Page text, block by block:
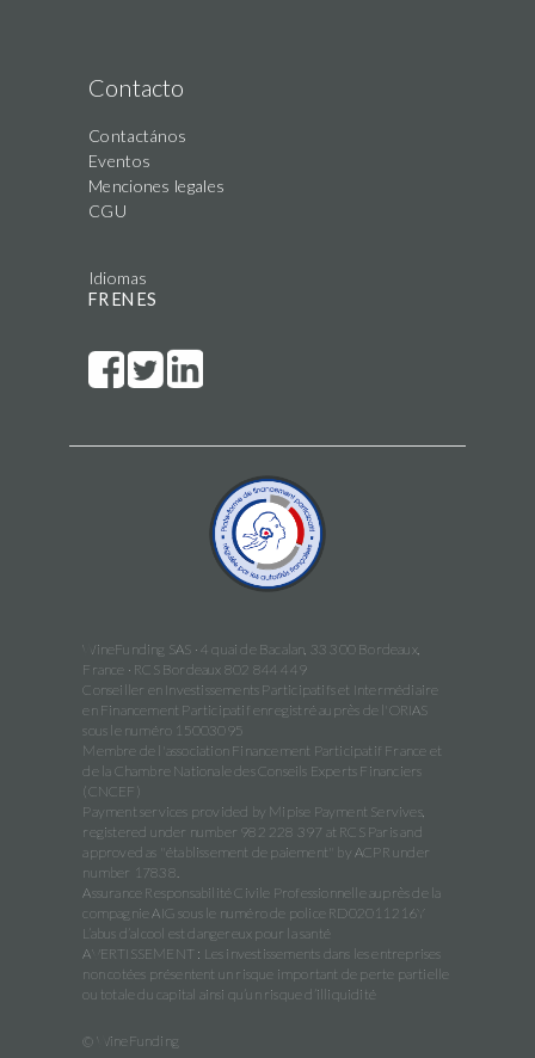
Contacto
Contactános
Eventos
Menciones legales
CGU
Idiomas
FR EN ES
WineFunding SAS · 4 quai de Bacalan, 33 300 Bordeaux,
France · RCS Bordeaux 802 844 449
Conseiller en Investissements Participatifs et Intermédiaire
en Financement Participatif enregistré auprès de l'ORIAS
sous le numéro 15003095
Membre de l'association Financement Participatif France et
de la Chambre Nationale des Conseils Experts Financiers
(CNCEF)
Payment services provided by Mipise Payment Servives,
registered under number 982 228 397 at RCS Paris and
approved as "établissement de paiement" by ACPR under
number 17838.
Assurance Responsabilité Civile Professionnelle auprès de la
compagnie AIG sous le numéro de police RD02011216Y
L’abus d’alcool est dangereux pour la santé
AVERTISSEMENT : Les investissements dans les entreprises
non cotées présentent un risque important de perte partielle
ou totale du capital ainsi qu’un risque d’illiquidité
© WineFunding